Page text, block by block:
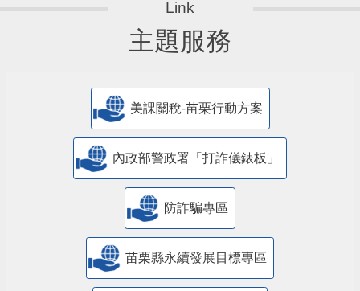
主題服務
美課關稅-苗栗行動方案
內政部警政署「打詐儀錶板」
防詐騙專區
苗栗縣永續發展目標專區